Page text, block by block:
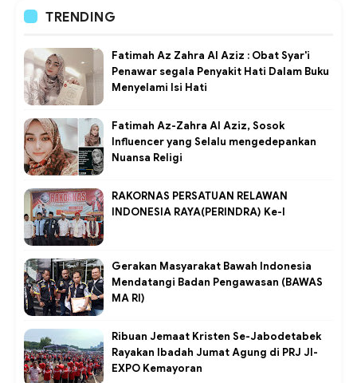
TRENDING
Fatimah Az Zahra Al Aziz : Obat Syar'i
Penawar segala Penyakit Hati Dalam Buku
Menyelami Isi Hati
Fatimah Az-Zahra Al Aziz, Sosok
Influencer yang Selalu mengedepankan
Nuansa Religi
RAKORNAS PERSATUAN RELAWAN
INDONESIA RAYA(PERINDRA) Ke-I
Gerakan Masyarakat Bawah Indonesia
Mendatangi Badan Pengawasan (BAWAS
MA RI)
Ribuan Jemaat Kristen Se-Jabodetabek
Rayakan Ibadah Jumat Agung di PRJ JI-
EXPO Kemayoran